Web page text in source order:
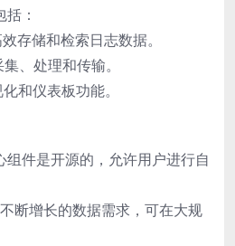
：
存储和检索日志数据。
、处理和传输。
和仪表板功能。
组件是开源的，允许用户进行自
断增长的数据需求，可在大规